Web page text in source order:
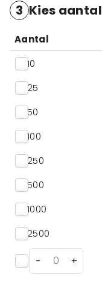
3 Kies aantal
Aantal
10
25
50
100
250
500
1000
2500
- +